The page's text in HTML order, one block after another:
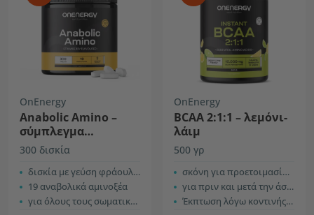
OnEnergy
Anabolic Amino –
σύμπλεγμα
αναβολικών
300 δισκία
δισκία με γεύση φράουλας
19 αναβολικά αμινοξέα
για όλους τους σωματικά δραστήριους
OnEnergy
BCAA 2:1:1 – λεμόνι-
λάιμ
500 γρ
σκόνη για προετοιμασία ροφήματος
για πριν και μετά την άσκηση
Έκπτωση λόγω κοντινής ημερομηνίας λήξης